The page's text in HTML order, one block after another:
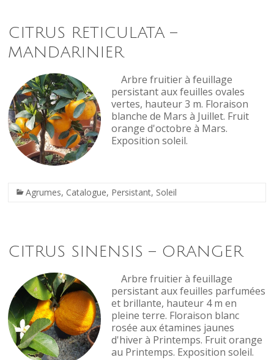
CITRUS RETICULATA –
MANDARINIER
Arbre fruitier à feuillage
persistant aux feuilles ovales
vertes, hauteur 3 m. Floraison
blanche de Mars à Juillet. Fruit
orange d'octobre à Mars.
Exposition soleil.
Agrumes, Catalogue, Persistant, Soleil
CITRUS SINENSIS – ORANGER
Arbre fruitier à feuillage
persistant aux feuilles parfumées
et brillante, hauteur 4 m en
pleine terre. Floraison blanc
rosée aux étamines jaunes
d'hiver à Printemps. Fruit orange
au Printemps. Exposition soleil.